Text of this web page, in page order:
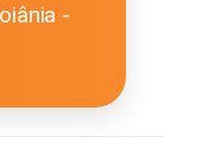
-